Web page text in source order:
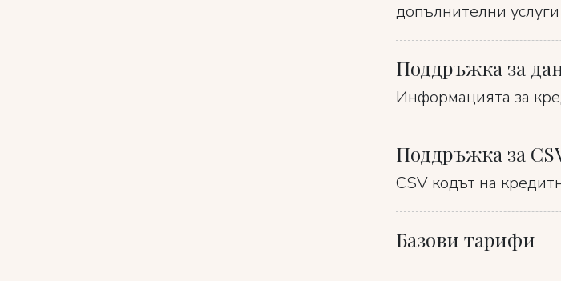
допълнителни
Поддръжка за
Информацията за
Поддръжка за
CSV кодът на
Базови тарифи